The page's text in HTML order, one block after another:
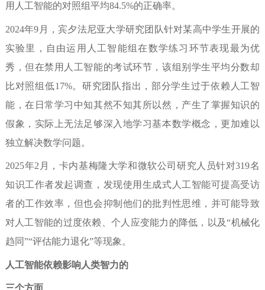
用人工智能的对照组平均84.5%的正确率。
2024年9 月，宾夕法尼亚大学研究团队针对某高中学生开展的
实验里，自由运用人工智能组在数学练习环节表现最为优
秀，但在禁用人工智能的考试环节，该组别学生平均分数却
比对照组低17%。研究团队指出，部分学生过于依赖人工智
能，在日常学习中知其然不知其所以然，产生了掌握知识的
假象，实际上无法足够深入地学习基本数学概念，更加难以
独立解决数学问题。
2025年2 月，卡内基梅隆大学和微软公司研究人员针对319名
知识工作者发起调查，发现使用生成式人工智能可提高受访
者的工作效率，但也会抑制他们的批判性思维，并可能导致
对人工智能的过度依赖、个人应变能力的降低，以及“机械化
趋同”“评估能力退化”等现象。
人工智能依赖影响人类智力的